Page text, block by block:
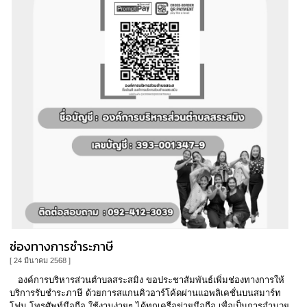
ช่องทางการชำระภาษี
[ 24 มีนาคม 2568 ]
องค์การบริหารส่วนตำบลสระสมิง ขอประชาสัมพันธ์เพิ่มช่องทางการให้
บริการรับชำระภาษี ด้วยการสแกนคิวอาร์โค้ดผ่านแอพลิเคชั่นบนสมาร์ท